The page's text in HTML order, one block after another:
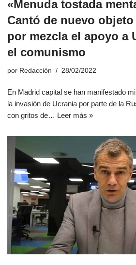
«Menuda tostada
Cantó de nuevo
por mezcla el apoyo a
el comunismo
por Redacción 28/02/2022
En Madrid capital se han manifestado
la invasión de Ucrania por parte de la
con gritos de… Leer más »